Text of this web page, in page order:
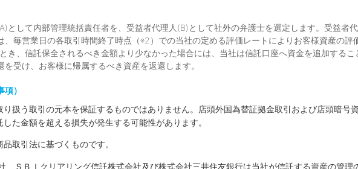
として内部管理統括責任者を、受益者代理人(B)として社外の弁護士を選定します。受益者
、毎営業日の各取引時間終了時点（※2）での当社の定める評価レートによりお客様資産の
き、信託保全されるべき金額より少なかった場合には、当社は信託口座へ資金を追加する
受け、お客様に帰属するべき資産を返還します。
）
扱う取引の元本を保証するものではありません。店頭外国為替証拠金取引および店頭暗号
た金額を超える損失が発生する可能性があります。
取引法に基づくものです。
、ＳＢＩクリアリング信託株式会社及び株式会社三井住友銀行は当社が信託する資産の管